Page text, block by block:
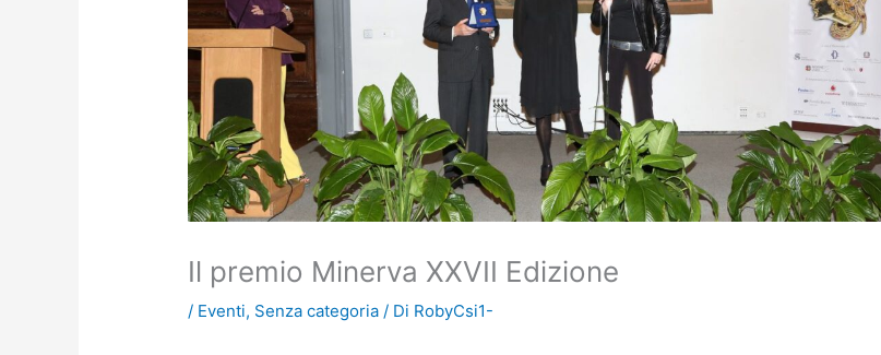
Il premio Minerva XXVII Edizione
/ Eventi, Senza categoria / Di RobyCsi1-